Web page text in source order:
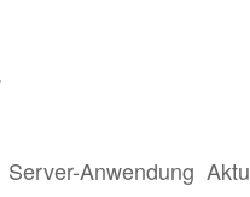
Server-Anwendung